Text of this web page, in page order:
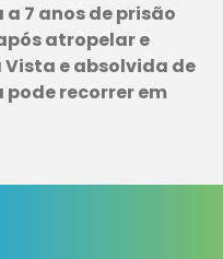
7 anos de prisão
atropelar e
e absolvida de
pode recorrer em